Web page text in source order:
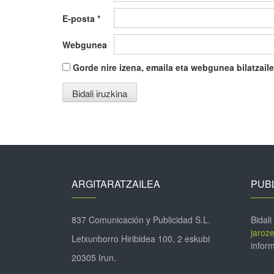
E-posta *
Webgunea
Gorde nire izena, emaila eta webgunea
ARGITARATZAILEA
837 Comunicación y Publicidad S.L.
Letxunborro Hiribidea 100, 2 eskubi
20305 Irun.